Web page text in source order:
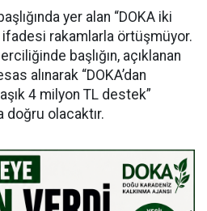
yer alan “DOKA iki
rakamlarla örtüşmüyor.
başlığın, açıklanan
alınarak “DOKA’dan
4 milyon TL destek”
olacaktır.